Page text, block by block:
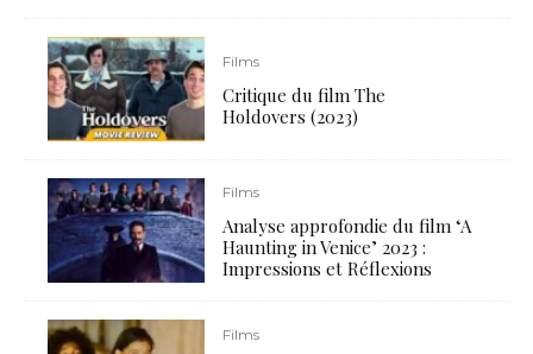
Films
Critique du film The
Holdovers (2023)
Films
Analyse approfondie du film ‘A
Haunting in Venice’ 2023 :
Impressions et Réflexions
Films